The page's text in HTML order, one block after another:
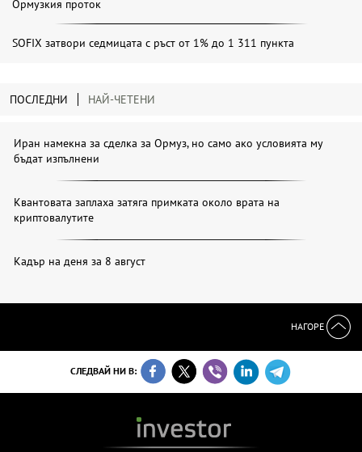
Ормузкия проток
SOFIX затвори седмицата с ръст от 1% до 1 311 пункта
ПОСЛЕДНИ НАЙ-ЧЕТЕНИ
Иран намекна за сделка за Ормуз, но само ако условията му
бъдат изпълнени
Квантовата заплаха затяга примката около врата на
криптовалутите
Кадър на деня за 8 август
НАГОРЕ
СЛЕДВАЙ НИ В: